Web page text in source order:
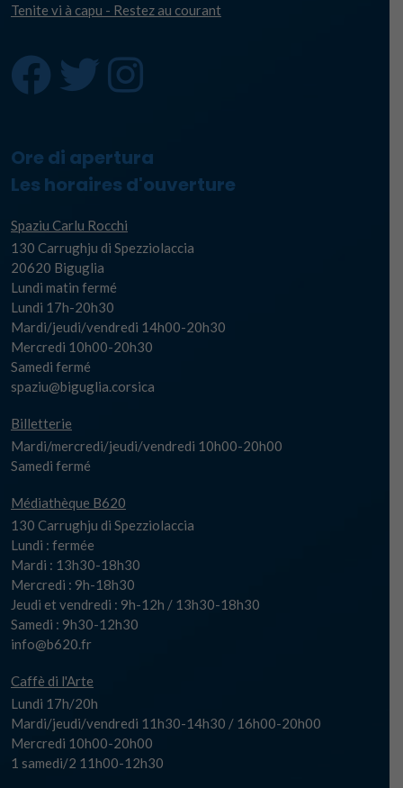
Tenite vi à capu - Restez au courant
Ore di apertura
Les horaires d'ouverture
Spaziu Carlu Rocchi
130 Carrughju di Spezziolaccia
20620 Biguglia
Lundi matin fermé
Lundi 17h-20h30
Mardi/jeudi/vendredi 14h00-20h30
Mercredi 10h00-20h30
Samedi fermé
spaziu@biguglia.corsica
Billetterie
Mardi/mercredi/jeudi/vendredi 10h00-20h00
Samedi fermé
Médiathèque B620
130 Carrughju di Spezziolaccia
Lundi : fermée
Mardi : 13h30-18h30
Mercredi : 9h-18h30
Jeudi et vendredi : 9h-12h / 13h30-18h30
Samedi : 9h30-12h30
info@b620.fr
Caffè di l'Arte
Lundi 17h/20h
Mardi/jeudi/vendredi 11h30-14h30 / 16h00-20h00
Mercredi 10h00-20h00
1 samedi/2 11h00-12h30